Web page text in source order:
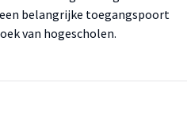
belangrijke toegangspoort
van hogescholen.